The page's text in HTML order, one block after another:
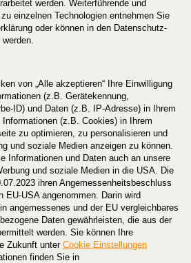
lesen Sie die
Sie Ihre Ärztin, Ihren Arzt oder
® ist ein
von
Pharma.